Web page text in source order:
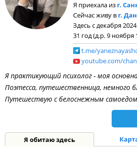
Я приехала из г.
Сейчас живу в г.
Здесь с декабря 2024
31 год (д.р. 9 ноября
t.me/
youtube.com/
Я практикующий психолог - моя
Поэтесса, путешественница, немного
Путешествую с белоснежным
Я обитаю здесь